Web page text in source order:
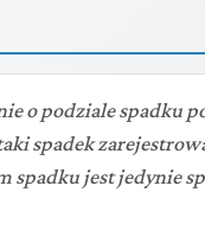
o podziale spadku
spadek
spadku jest jedynie